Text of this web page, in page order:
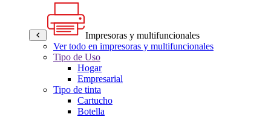
Impresoras y multifuncionales
Ver todo en impresoras y multifuncionales
Tipo de Uso
Hogar
Empresarial
Tipo de tinta
Cartucho
Botella